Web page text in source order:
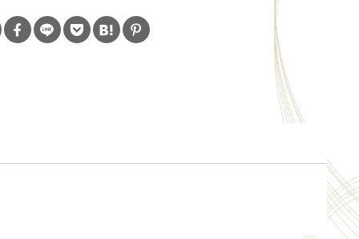
は、店舗運営だけでなく家庭でもお得にご利用いた
タイリッシュなパッケージは、大切な方への贈り物
す。特別なひとときに、このエクセレンスブレンド